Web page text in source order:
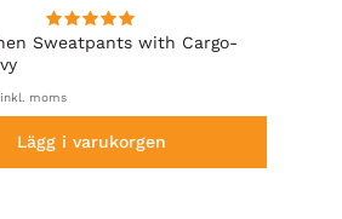
Sweatpants with Cargo-
inkl. moms
Lägg i varukorgen